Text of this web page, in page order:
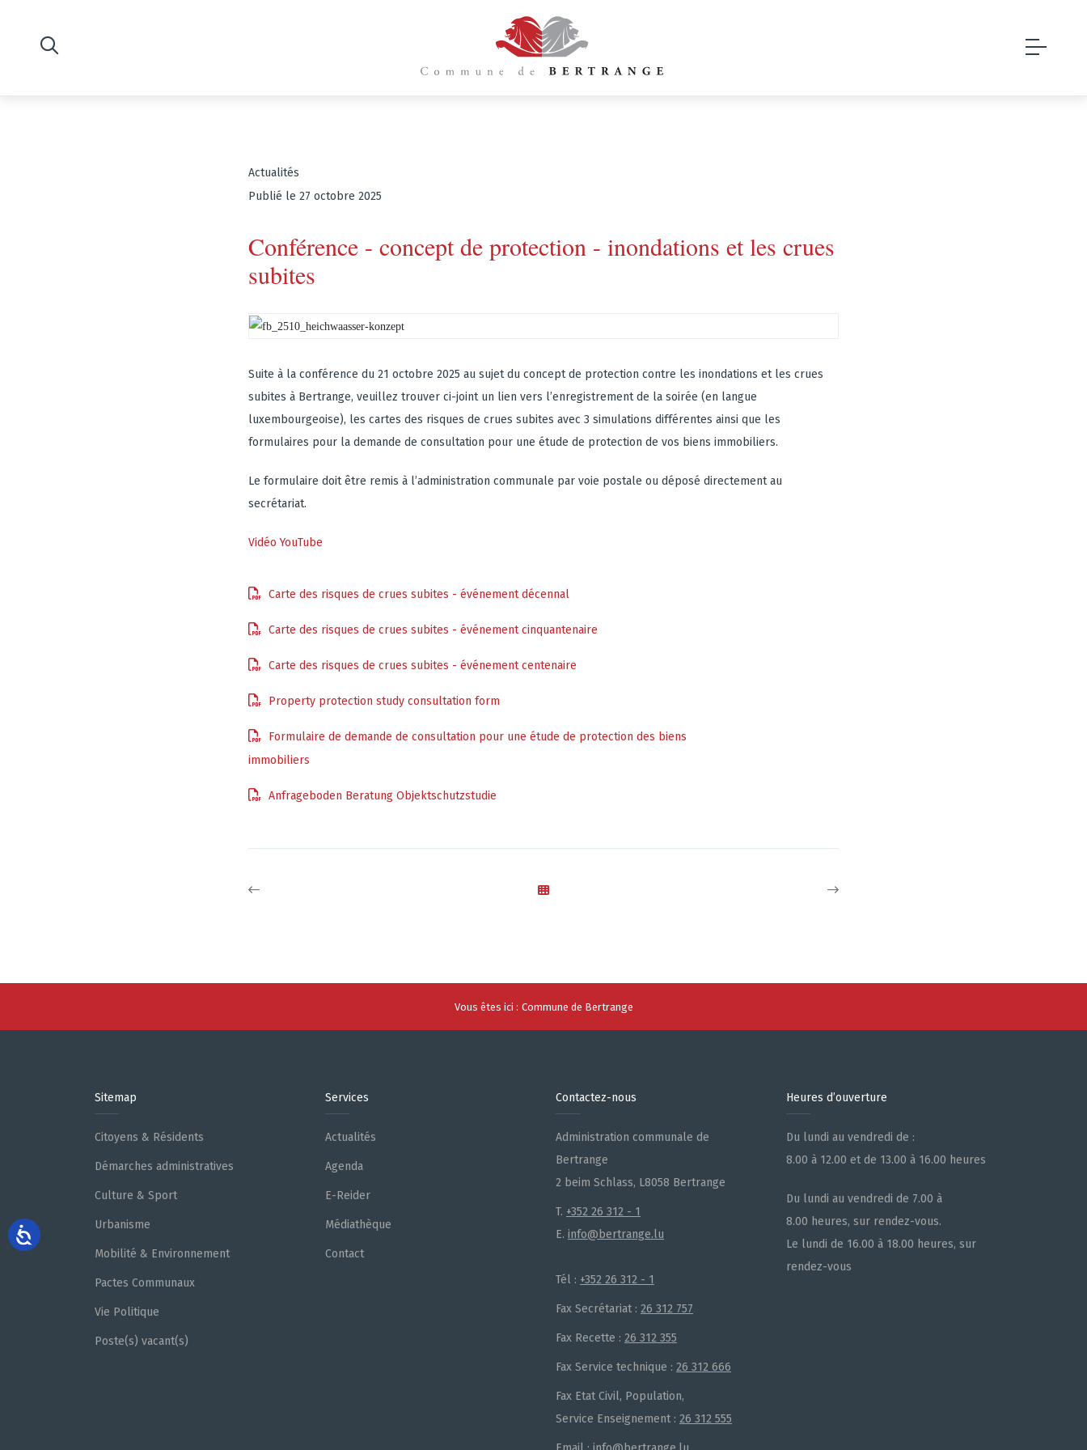
Actualités
Publié le 27 octobre 2025
Conférence - concept de protection - inondations et les crues
subites
Suite à la conférence du 21 octobre 2025 au sujet du concept de protection contre les inondations et les crues
subites à Bertrange, veuillez trouver ci-joint un lien vers l’enregistrement de la soirée (en langue
luxembourgeoise), les cartes des risques de crues subites avec 3 simulations différentes ainsi que les
formulaires pour la demande de consultation pour une étude de protection de vos biens immobiliers.
Le formulaire doit être remis à l’administration communale par voie postale ou déposé directement au
secrétariat.
Vidéo YouTube
Carte des risques de crues subites - événement décennal
Carte des risques de crues subites - événement cinquantenaire
Carte des risques de crues subites - événement centenaire
Property protection study consultation form
Formulaire de demande de consultation pour une étude de protection des biens
immobiliers
Anfrageboden Beratung Objektschutzstudie
Vous êtes ici : Commune de Bertrange
Sitemap
Citoyens & Résidents
Démarches administratives
Culture & Sport
Urbanisme
Mobilité & Environnement
Pactes Communaux
Vie Politique
Poste(s) vacant(s)
Services
Actualités
Agenda
E-Reider
Médiathèque
Contact
Contactez-nous
Administration communale de
Bertrange
2 beim Schlass, L8058 Bertrange
T. +352 26 312 - 1
E. info@bertrange.lu
Tél : +352 26 312 - 1
Fax Secrétariat : 26 312 757
Fax Recette : 26 312 355
Fax Service technique : 26 312 666
Fax Etat Civil, Population,
Service Enseignement : 26 312 555
Heures d’ouverture
Du lundi au vendredi de :
8.00 à 12.00 et de 13.00 à 16.00 heures
Du lundi au vendredi de 7.00 à
8.00 heures, sur rendez-vous.
Le lundi de 16.00 à 18.00 heures, sur
rendez-vous